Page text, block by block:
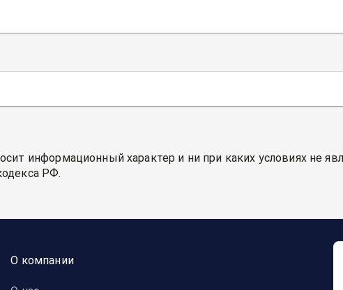
информационный характер и ни при каких условиях не
РФ.
О компании